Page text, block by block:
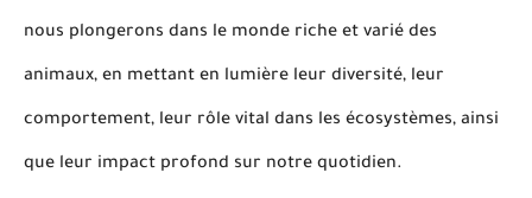
nous plongerons dans le monde riche et varié des
animaux, en mettant en lumière leur diversité, leur
comportement, leur rôle vital dans les écosystèmes, ainsi
que leur impact profond sur notre quotidien.